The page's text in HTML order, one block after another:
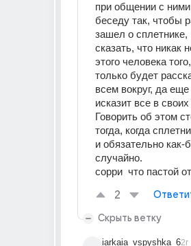
при общении с
беседу так, чтобы
зашел о сплетнике,
сказать, что никак
этого человека
только будет
всем вокруг, да
исказит все в
Говорить об этом
тогда, когда
и обязательно как-
случайно.
сорри  что пастой
2
Скрыть ветку
iarkaia_vspyshka_62г